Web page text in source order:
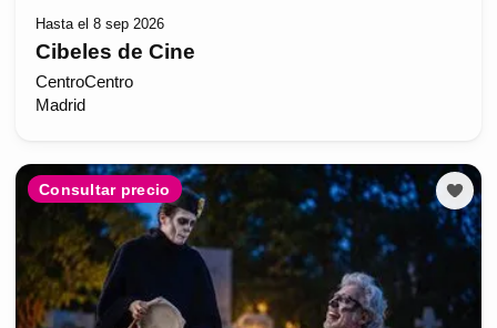
Hasta el 8 sep 2026
Cibeles de Cine
CentroCentro
Madrid
Consultar precio